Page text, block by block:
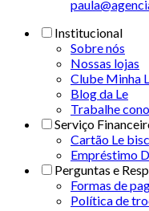
Institucional
Sobre nós
Nossas lojas
Clube Minha
Blog da Le
Trabalhe
Serviço
Cartão Le
Empréstimo
Perguntas e
Formas de
Política de